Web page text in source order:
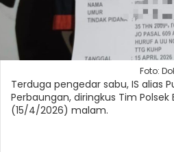
Foto:
Terduga pengedar sabu, IS alias
Perbaungan, diringkus Tim Polsek
(15/4/2026) malam.